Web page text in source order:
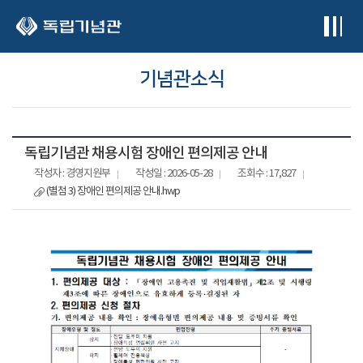
기념관소식
독립기념관 채용시험 장애인 편의제공 안내
작성자 : 경영지원부 작성일 : 2026-05-28
조회수 : 17,827
(별첨 3) 장애인 편의제공 안내.hwp